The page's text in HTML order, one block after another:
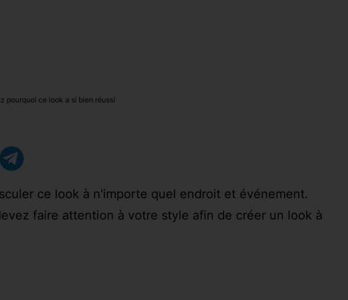
pourquoi ce look a si bien réussi
ce look à n'importe quel endroit et événement.
faire attention à votre style afin de créer un look à